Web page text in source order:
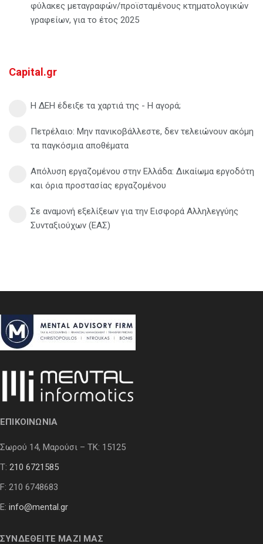
φύλακες μεταγραφών/προϊσταμένους κτηματολογικών
γραφείων, για το έτος 2025
Capital.gr
Η ΔΕΗ έδειξε τα χαρτιά της - Η αγορά;
Πετρέλαιο: Μην πανικοβάλλεστε, δεν τελειώνουν ακόμη
τα παγκόσμια αποθέματα
Απόλυση εργαζομένου στην Ελλάδα: Δικαίωμα εργοδότη
και όρια προστασίας εργαζομένου
Σε αναμονή εξελίξεων για την Εισφορά Αλληλεγγύης
Συνταξιούχων (ΕΑΣ)
ΕΠΙΚΟΙΝΩΝΙΑ
Σωρού 14, Μαρούσι – ΤΚ: 15125
Τ: 210 6721585
F: 210 6748683
E: info@mental.gr
ΣΥΝΔΕΘΕΙΤΕ ΜΑΖΙ ΜΑΣ